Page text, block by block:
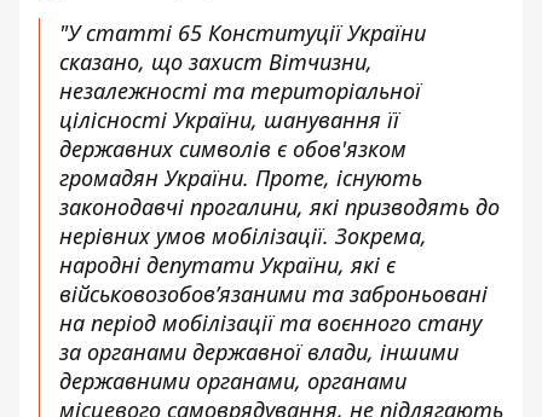
"У статті 65 Конституції України
сказано, що захист Вітчизни,
незалежності та територіальної
цілісності України, шанування її
державних символів є обов'язком
громадян України. Проте, існують
законодавчі прогалини, які призводять до
нерівних умов мобілізації. Зокрема,
народні депутати України, які є
військовозобов’язаними та заброньовані
на період мобілізації та воєнного стану
за органами державної влади, іншими
державними органами, органами
місцевого самоврядування, не підлягають